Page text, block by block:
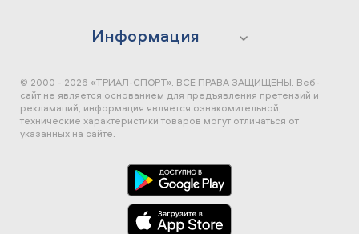
Информация
© 2000 - 2026 «ТРИАЛ-СПОРТ». ВСЕ ПРАВА ЗАЩИЩЕНЫ. Веб-
сайт не является основанием для предъявления претензий и
рекламаций, информация является ознакомительной,
технические характеристики товаров могут отличаться от
указанных на сайте.